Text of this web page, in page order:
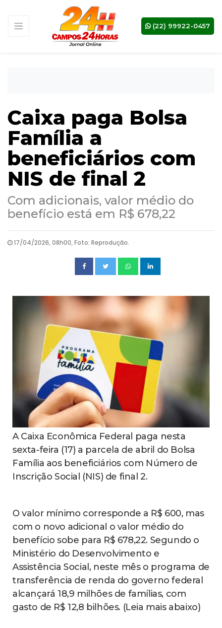
(22) 99922-0457
Caixa paga Bolsa
Família a
beneficiários com
NIS de final 2
Com adicionais, valor médio do
benefício está em R$ 678,22
17/04/2026, 08h00, Foto: Reprodução.
A Caixa Econômica Federal paga nesta
sexta-feira (17) a parcela de abril do Bolsa
Família aos beneficiários com Número de
Inscrição Social (NIS) de final 2.
O valor mínimo corresponde a R$ 600, mas
com o novo adicional o valor médio do
benefício sobe para R$ 678,22. Segundo o
Ministério do Desenvolvimento e
Assistência Social, neste mês o programa de
transferência de renda do governo federal
alcançará 18,9 milhões de famílias, com
gasto de R$ 12,8 bilhões. (Leia mais abaixo)